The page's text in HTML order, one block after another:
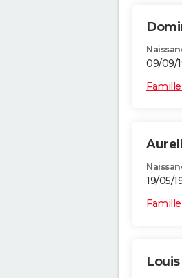
09/09/
19/05/